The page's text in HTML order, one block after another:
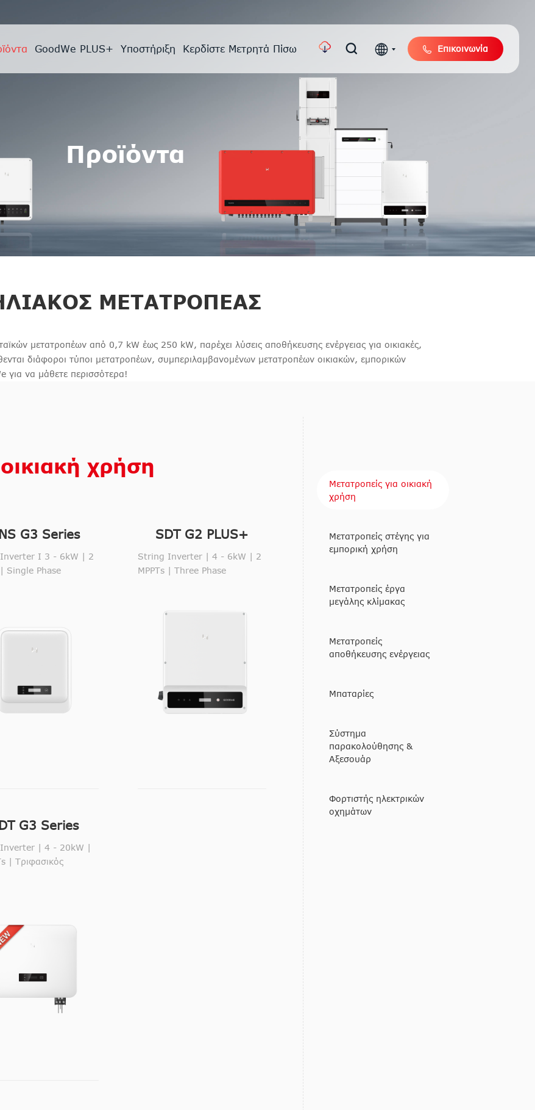
GoodWe PLUS+ Υποστήριξη Κερδίστε Μετρητά Πίσω Επικοινωνία
Προϊόντα
ΜΕΤΑΤΡΟΠΈΑΣ
μετατροπέων από 0,7 kW έως 250 kW, παρέχει λύσεις αποθήκευσης ενέργειας για οικιακές,
διάφοροι τύποι μετατροπέων, συμπεριλαμβανομένων μετατροπέων οικιακών, εμπορικών
για να μάθετε περισσότερα!
οικιακή χρήση
G3 Series
I 3 - 6kW | 2
| Single Phase
SDT G2 PLUS+
Series
String Inverter | 4 - 6kW | 2
MPPTs | Three Phase
G3 Series
| 4 - 20kW |
| Τριφασικός
Μετατροπείς για οικιακή
χρήση
Μετατροπείς στέγης για
εμπορική χρήση
Μετατροπείς έργα
μεγάλης κλίμακας
Μετατροπείς
αποθήκευσης ενέργειας
Μπαταρίες
Σύστημα
παρακολούθησης &
Αξεσουάρ
Φορτιστής ηλεκτρικών
οχημάτων